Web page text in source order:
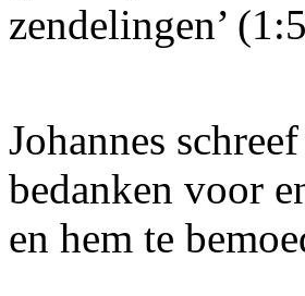
zendelingen’
Johannes
bedanken voor
en hem te